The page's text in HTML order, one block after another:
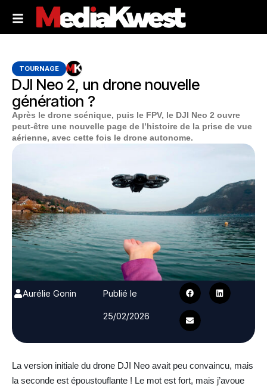
TOURNAGE
DJI Neo 2, un drone nouvelle
génération ?
Après le drone scénique, puis le FPV, le DJI Neo 2 ouvre
peut-être une nouvelle page de l’histoire de la prise de vue
aérienne, avec cette fois le drone autonome.
Aurélie Gonin
Publié le
25/02/2026
La version initiale du drone DJI Neo avait peu convaincu, mais
la seconde est époustouflante ! Le mot est fort, mais j’avoue